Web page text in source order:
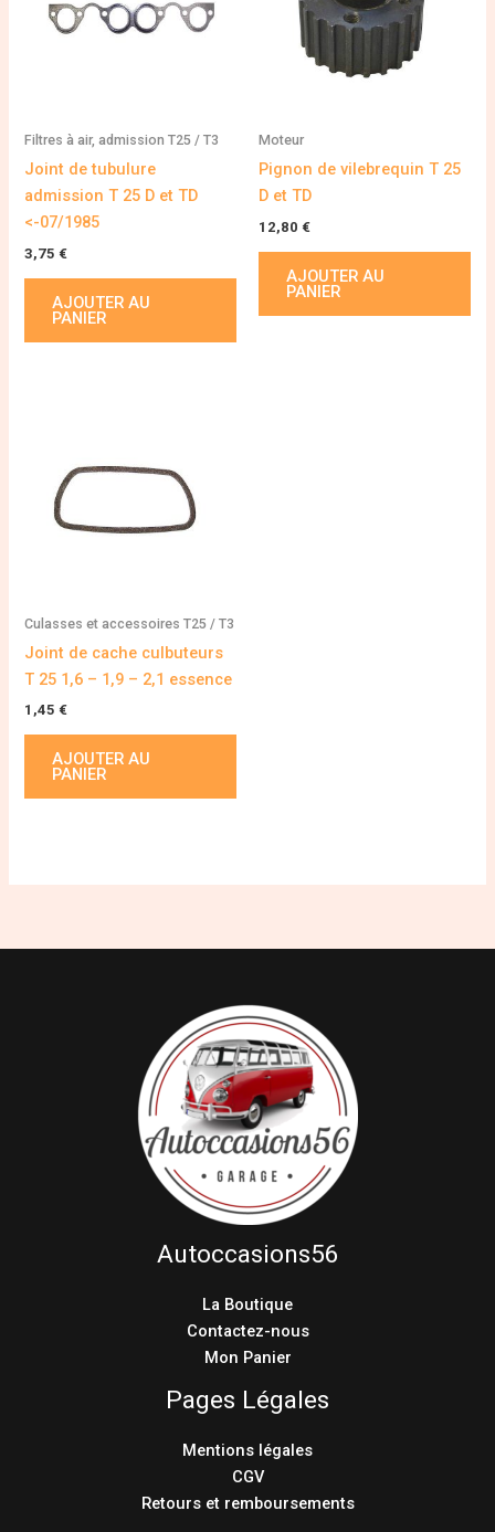
Filtres à air, admission T25 / T3
Joint de tubulure
admission T 25 D et TD
<-07/1985
3,75 €
AJOUTER AU
PANIER
Moteur
Pignon de vilebrequin T 25
D et TD
12,80 €
AJOUTER AU
PANIER
Culasses et accessoires T25 / T3
Joint de cache culbuteurs
T 25 1,6 – 1,9 – 2,1 essence
1,45 €
AJOUTER AU
PANIER
Autoccasions56
La Boutique
Contactez-nous
Mon Panier
Pages Légales
Mentions légales
CGV
Retours et remboursements